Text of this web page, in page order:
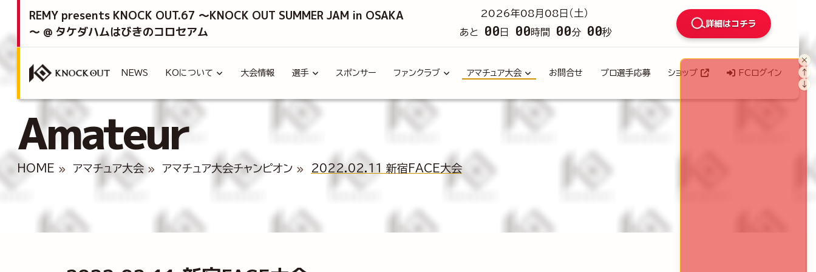
REMY presents KNOCK OUT.67 ～KNOCK OUT SUMMER JAM in OSAKA
～ @ タケダハムはびきのコロセアム
2026年08月08日（土）
あと
00 日 00時間 00分 00秒
詳細はコチラ
NEWS KOについて 大会情報 選手 スポンサー ファンクラブ アマチュア大会 お問合せ プロ選手応募 ショップ FCログイン
Amateur
HOME アマチュア大会 アマチュア大会チャンピオン 2022.02.11 新宿FACE大会
×
↑
↓